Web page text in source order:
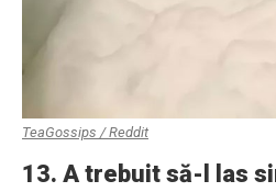
TeaGossips / Reddit
13. A trebuit să-l las